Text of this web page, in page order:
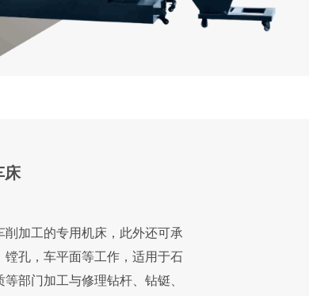
床
加工的专用机床，此外还可承
镗孔，车平面等工作，适用于石
部门加工与修理钻杆、钻铤、